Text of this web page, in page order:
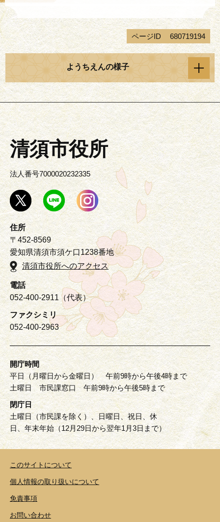
ページID 680719194
ようちえんの様子
清須市役所
法人番号7000020232335
住所
〒452-8569
愛知県清須市須ケ口1238番地
清須市役所へのアクセス
電話
052-400-2911（代表）
ファクシミリ
052-400-2963
開庁時間
平日（月曜日から金曜日） 午前9時から午後4時まで
土曜日 市民課窓口 午前9時から午後5時まで
閉庁日
土曜日（市民課を除く）、日曜日、祝日、休
日、年末年始（12月29日から翌年1月3日まで）
このサイトについて
個人情報の取り扱いについて
免責事項
お問い合わせ